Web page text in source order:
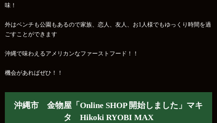
味！
外はベンチも公園もあるので家族、恋人、友人、お1人様でもゆっくり時間を過
ごすことができます
沖縄で味わえるアメリカンなファーストフード！！
機会があればぜひ！！
沖縄市 金物屋「Online SHOP 開始しました」マキ
タ Hikoki RYOBI MAX